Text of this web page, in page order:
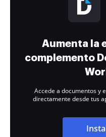
Aumenta la
complemento
Accede a documentos y
directamente desde tus